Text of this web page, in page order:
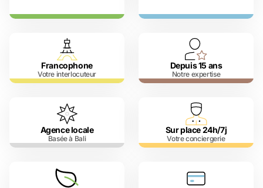
Francophone
Votre interlocuteur
Depuis 15 ans
Notre expertise
Agence locale
Basée à Bali
Sur place 24h/7j
Votre conciergerie